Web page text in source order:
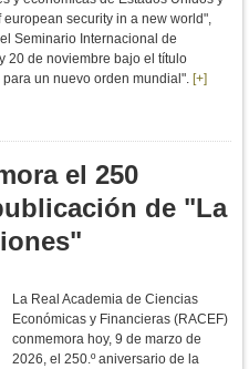
security in a new world",
Seminario Internacional de
20 de noviembre bajo el título
un nuevo orden mundial". [+]
el 250
de "La
La Real Academia de Ciencias
Económicas y Financieras (RACEF)
conmemora hoy, 9 de marzo de
2026, el 250.º aniversario de la